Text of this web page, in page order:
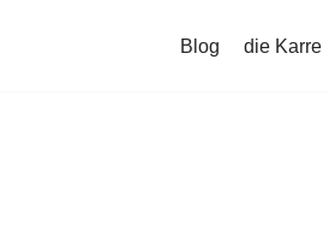
Blog die Karre